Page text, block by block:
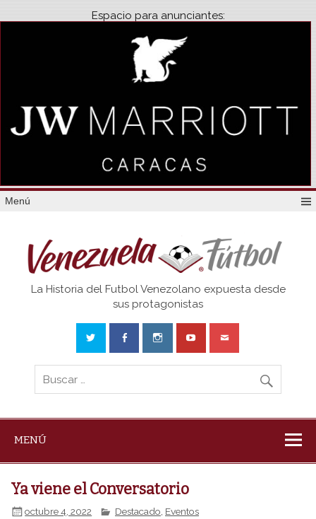
Espacio para anunciantes:
Menú
Venezuela
La Historia del Futbol Venezolano expuesta desde
sus protagonistas
MENÚ
Ya viene el Conversatorio
octubre 4, 2022 Destacado Eventos